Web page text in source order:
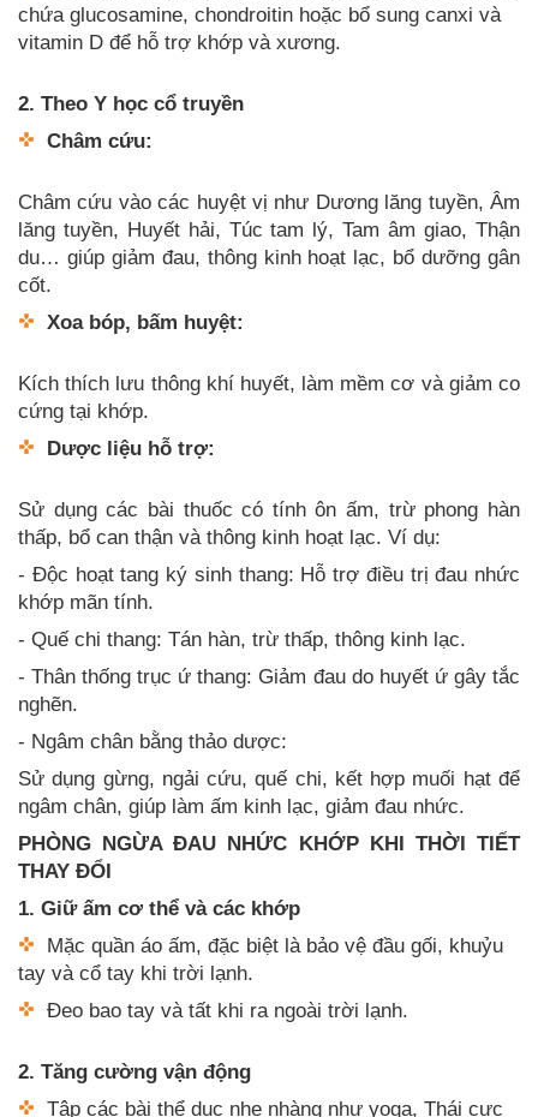
chứa glucosamine, chondroitin hoặc bổ sung canxi và
vitamin D để hỗ trợ khớp và xương.
2. Theo Y học cổ truyền
Châm cứu:
Châm cứu vào các huyệt vị như Dương lăng tuyền, Âm
lăng tuyền, Huyết hải, Túc tam lý, Tam âm giao, Thận
du… giúp giảm đau, thông kinh hoạt lạc, bổ dưỡng gân
cốt.
Xoa bóp, bấm huyệt:
Kích thích lưu thông khí huyết, làm mềm cơ và giảm co
cứng tại khớp.
Dược liệu hỗ trợ:
Sử dụng các bài thuốc có tính ôn ấm, trừ phong hàn
thấp, bổ can thận và thông kinh hoạt lạc. Ví dụ:
- Độc hoạt tang ký sinh thang: Hỗ trợ điều trị đau nhức
khớp mãn tính.
- Quế chi thang: Tán hàn, trừ thấp, thông kinh lạc.
- Thân thống trục ứ thang: Giảm đau do huyết ứ gây tắc
nghẽn.
- Ngâm chân bằng thảo dược:
Sử dụng gừng, ngải cứu, quế chi, kết hợp muối hạt để
ngâm chân, giúp làm ấm kinh lạc, giảm đau nhức.
PHÒNG NGỪA ĐAU NHỨC KHỚP KHI THỜI TIẾT
THAY ĐỔI
1. Giữ ấm cơ thể và các khớp
Mặc quần áo ấm, đặc biệt là bảo vệ đầu gối, khuỷu
tay và cổ tay khi trời lạnh.
Đeo bao tay và tất khi ra ngoài trời lạnh.
2. Tăng cường vận động
Tập các bài thể dục nhẹ nhàng như yoga, Thái cực